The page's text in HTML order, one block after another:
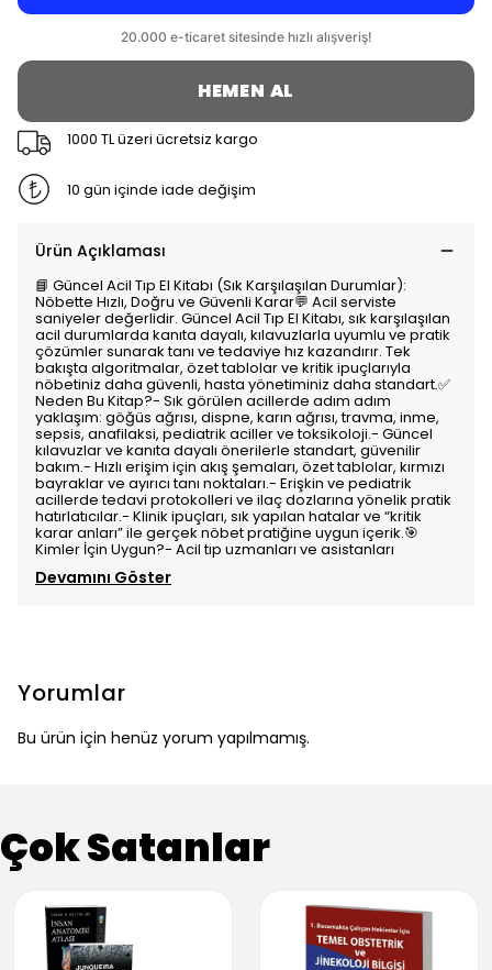
HEMEN AL
1000 TL üzeri ücretsiz kargo
10 gün içinde iade değişim
Ürün Açıklaması
📘 Güncel Acil Tıp El Kitabı (Sık Karşılaşılan Durumlar):
Nöbette Hızlı, Doğru ve Güvenli Karar💬 Acil serviste
saniyeler değerlidir. Güncel Acil Tıp El Kitabı, sık karşılaşılan
acil durumlarda kanıta dayalı, kılavuzlarla uyumlu ve pratik
çözümler sunarak tanı ve tedaviye hız kazandırır. Tek
bakışta algoritmalar, özet tablolar ve kritik ipuçlarıyla
nöbetiniz daha güvenli, hasta yönetiminiz daha standart.✅
Neden Bu Kitap?- Sık görülen acillerde adım adım
yaklaşım: göğüs ağrısı, dispne, karın ağrısı, travma, inme,
sepsis, anafilaksi, pediatrik aciller ve toksikoloji.- Güncel
kılavuzlar ve kanıta dayalı önerilerle standart, güvenilir
bakım.- Hızlı erişim için akış şemaları, özet tablolar, kırmızı
bayraklar ve ayırıcı tanı noktaları.- Erişkin ve pediatrik
acillerde tedavi protokolleri ve ilaç dozlarına yönelik pratik
hatırlatıcılar.- Klinik ipuçları, sık yapılan hatalar ve “kritik
karar anları” ile gerçek nöbet pratiğine uygun içerik.🎯
Kimler İçin Uygun?- Acil tıp uzmanları ve asistanları
Devamını Göster
Yorumlar
Bu ürün için henüz yorum yapılmamış.
Çok Satanlar